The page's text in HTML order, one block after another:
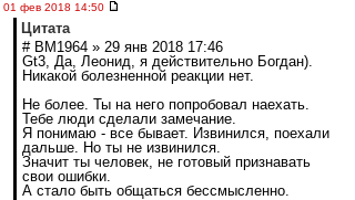
01 фев 2018 14:50
Цитата
# BM1964 » 29 янв 2018 17:46
Gt3, Да, Леонид, я действительно Богдан).
Никакой болезненной реакции нет.
Не более. Ты на него попробовал наехать.
Тебе люди сделали замечание.
Я понимаю - все бывает. Извинился, поехали
дальше. Но ты не извинился.
Значит ты человек, не готовый признавать
свои ошибки.
А стало быть общаться бессмысленно.